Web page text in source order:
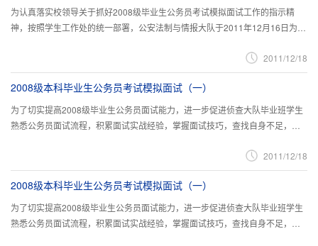
为认真落实校领导关于抓好2008级毕业生公务员考试模拟面试工作的指示精
神，按照学生工作处的统一部署，公安法制与情报大队于2011年12月16日为
2011/12/18
2008级本科毕业生公务员考试模拟面试（一）
为了切实提高2008级毕业生公务员面试能力，进一步促进侦查大队毕业班学生
熟悉公务员面试流程，积累面试实战经验，掌握面试技巧，查找自身不足，帮
2011/12/18
2008级本科毕业生公务员考试模拟面试（一）
为了切实提高2008级毕业生公务员面试能力，进一步促进侦查大队毕业班学生
熟悉公务员面试流程，积累面试实战经验，掌握面试技巧，查找自身不足，帮